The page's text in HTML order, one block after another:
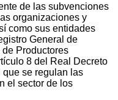
de las subvenciones
organizaciones y
como sus entidades
General de
Productores
8 del Real Decreto
que se regulan las
el sector de los